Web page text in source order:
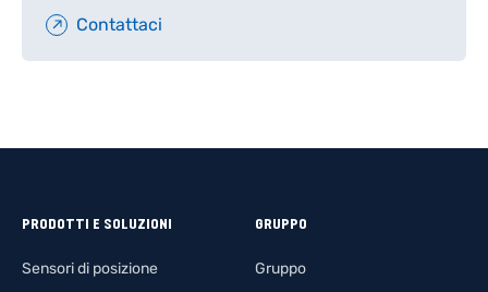
Contattaci
PRODOTTI E SOLUZIONI
Sensori di posizione
GRUPPO
Gruppo